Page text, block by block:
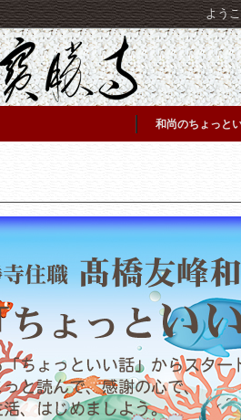
よう
和尚のちょっと